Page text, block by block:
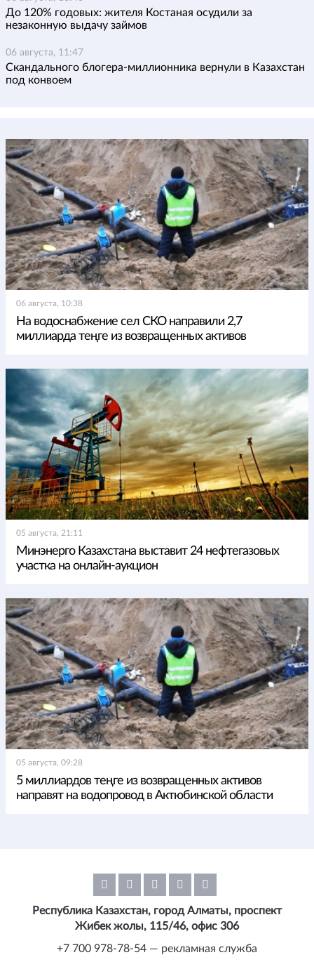
До 120% годовых: жителя Костаная осудили за
незаконную выдачу займов
06 августа, 11:47
Скандального блогера-миллионника вернули в Казахстан
под конвоем
06 августа, 10:38
На водоснабжение сел СКО направили 2,7
миллиарда теңге из возвращенных активов
05 августа, 21:11
Минэнерго Казахстана выставит 24 нефтегазовых
участка на онлайн-аукцион
05 августа, 09:28
5 миллиардов теңге из возвращенных активов
направят на водопровод в Актюбинской области
Республика Казахстан, город Алматы, проспект
Жибек жолы, 115/46, офис 306
+7 700 978-78-54 — рекламная служба